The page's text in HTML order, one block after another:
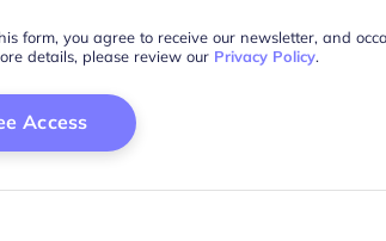
form, you agree to receive our newsletter, and
details, please review our Privacy Policy.